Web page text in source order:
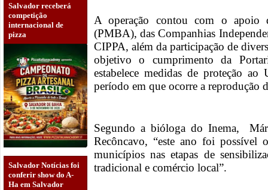
Salvador receberá
competição
internacional de
pizza
Salvador Notícias foi
conferir show do A-
Ha em Salvador
A operação contou com o apoio
(PMBA), das Companhias
CIPPA, além da participação de
objetivo o cumprimento da
estabelece medidas de proteção ao
período em que ocorre a reprodução
Segundo a bióloga do Inema,
Recôncavo, “este ano foi possível
municípios nas etapas de
tradicional e comércio local”.